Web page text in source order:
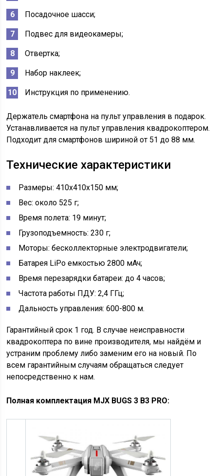
Посадочное шасси;
Подвес для видеокамеры;
Отвертка;
Набор наклеек;
Инструкция по применению.
Держатель смартфона на пульт управления в подарок.
Устанавливается на пульт управления квадрокоптером.
Подходит для смартфонов шириной от 51 до 88 мм.
Технические характеристики
Размеры: 410x410x150 мм;
Вес: около 525 г;
Время полета: 19 минут;
Грузоподъемность: 230 г;
Моторы: бесколлекторные электродвигатели;
Батарея LiPo емкостью 2800 мАч;
Время перезарядки батареи: до 4 часов;
Частота работы ПДУ: 2,4 ГГц;
Дальность управления: 600-800 м.
Гарантийный срок 1 год. В случае неисправности
квадрокоптера по вине производителя, мы найдём и
устраним проблему либо заменим его на новый. По
всем гарантийным случаям обращаться следует
непосредственно к нам.
Полная комплектация MJX BUGS 3 B3 PRO: